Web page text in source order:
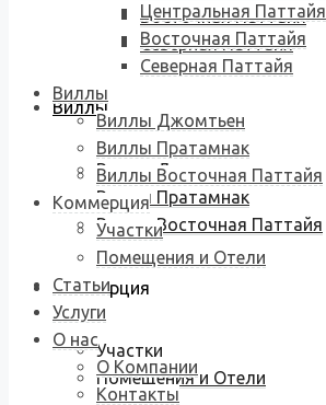
Восточная Паттайя
Северная Паттайя
Виллы
Виллы Джомтьен
Виллы Пратамнак
Виллы Восточная Паттайя
Коммерция
Участки
Помещения и Отели
Центральная Паттайя
Восточная Паттайя
Северная Паттайя
Виллы
Виллы Джомтьен
Виллы Пратамнак
Виллы Восточная Паттайя
Коммерция
Участки
Помещения и Отели
Статьи
Услуги
О нас
О Компании
Контакты